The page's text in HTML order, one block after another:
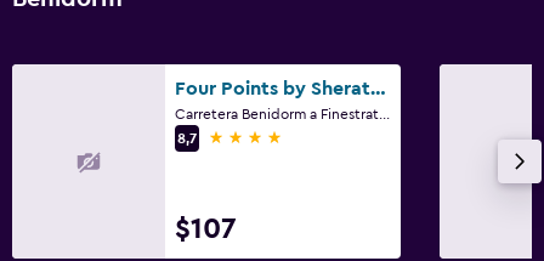
Four Points by Sheraton Costa Blanca Resort
8,7
4 estrellas
$107